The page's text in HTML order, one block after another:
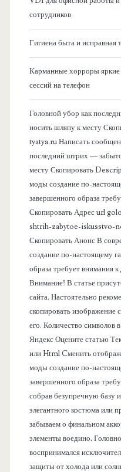
сотрудников
Гигиена быта и исправная
Карманные хорроры
сессий на телефон
Головной убор как
носить шляпу к месту
tyatya.ru Написать
последний штрих —
месту Скопировать
моды создание по-
завершенного образа
Скопировать Адрес url
shtrih-zabytoe-iskusstvo-
Скопировать Анонс В
создание по-настоящему
образа требует внимания
Внимание! В статье
сайта. Настоятельно
скопировать изображение
его. Количество символов
Яндекс Оцените статью
или Html Cменить
моды создание по-
завершенного образа
собрав безупречную базу
элегантного костюма или
забываем о финальном
элементы воедино.
воспринимался
защиты от холода или